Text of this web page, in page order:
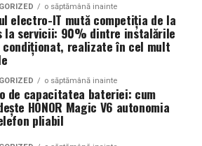
Naționale și a Filarmonicii,
ilustrat prin interpretarea live a unei
influencerul culinar Laura Laurențiu a
de live cooking și a pregătit
în cadrul prezentării „Banat-
europeană 2028”, însoțită de
bănățean, vinuri locale și bere
o săptămână inainte
electro-IT mută competiția de la
la servicii: 90% dintre instalările
condiționat, realizate în cel mult
o săptămână inainte
de capacitatea bateriei: cum
HONOR Magic V6 autonomia
pliabil